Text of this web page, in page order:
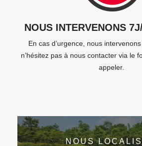
NOUS INTERVENONS
En cas d’urgence, nous intervenons
n’hésitez pas à nous contacter via le
appeler.
NOUS